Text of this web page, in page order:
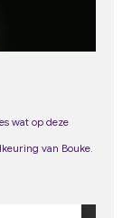
wat op deze
van Bouke.